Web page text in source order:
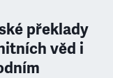
překlady
věd i